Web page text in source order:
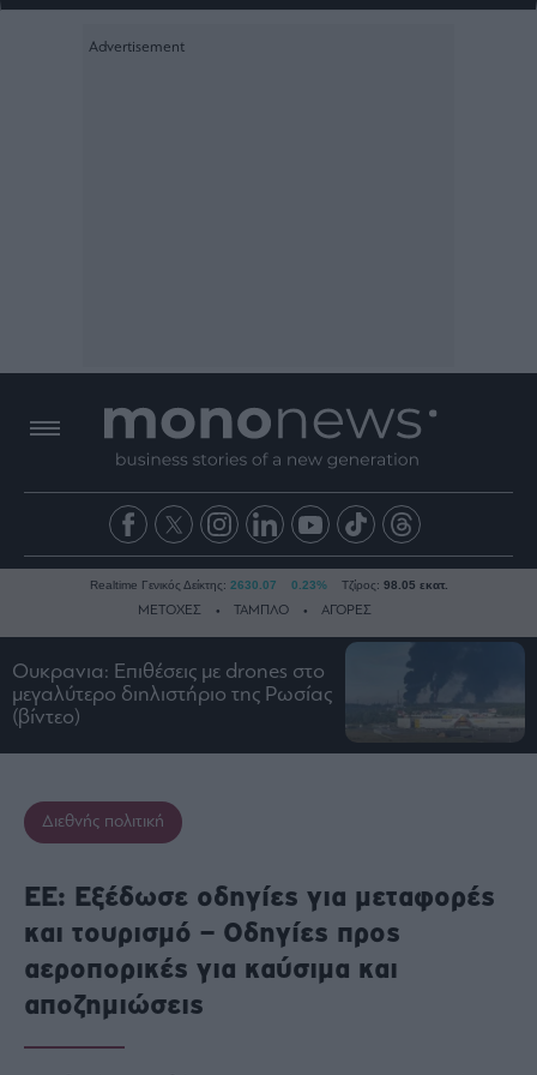
Ειδήσεις
Τράπεζες
Ναυτιλία
Estate
Ενέργεια
Πολιτική
Πολιτισμός
Realtime Γενικός Δείκτης: 2630.07 0.23% Τζίρος: 98.05 εκατ.
ΜΕΤΟΧΕΣ ΤΑΜΠΛΟ ΑΓΟΡΕΣ
Ουκρανια: Επιθέσεις με drones στο
μεγαλύτερο διηλιστήριο της Ρωσίας
(βίντεο)
Διεθνής πολιτική
ΕΕ: Εξέδωσε οδηγίες για μεταφορές
και τουρισμό – Οδηγίες προς
αεροπορικές για καύσιμα και
αποζημιώσεις